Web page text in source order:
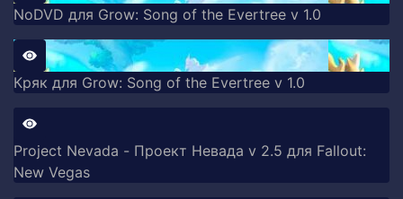
NoDVD для Grow: Song of the Evertree v 1.0
Кряк для Grow: Song of the Evertree v 1.0
Project Nevada - Проект Невада v 2.5 для Fallout:
New Vegas